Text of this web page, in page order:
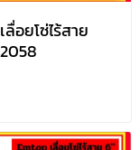
อยโซ่ไร้สาย